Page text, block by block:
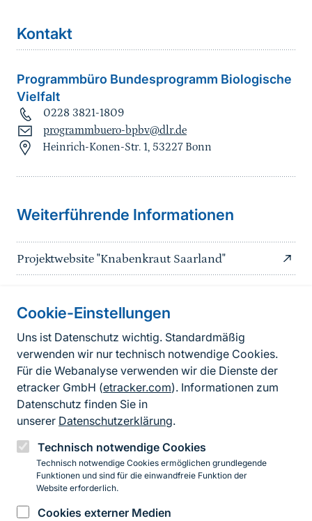
Cookie-Einstellungen
Uns ist Datenschutz wichtig. Standardmäßig
verwenden wir nur technisch notwendige Cookies.
Für die Webanalyse verwenden wir die Dienste der
etracker GmbH (etracker.com). Informationen zum
Datenschutz finden Sie in
unserer Datenschutzerklärung.
Technisch notwendige Cookies
Technisch notwendige Cookies ermöglichen grundlegende
Funktionen und sind für die einwandfreie Funktion der
Website erforderlich.
Cookies externer Medien
Kontakt
Programmbüro Bundesprogramm Biologische
Vielfalt
0228 3821-1809
programmbuero-bpbv@dlr.de
Heinrich-Konen-Str. 1, 53227 Bonn
Sprungmarke
Weiterführende Informationen
Projektwebsite "Knabenkraut Saarland"
Informationen zur Seite
FußzeileKontakt zum BfN
Kontaktformular
Erklärung zur Barrierefreiheit
Impressum
Datenschutz
InstagramFacebookYouTubeLinkedIn